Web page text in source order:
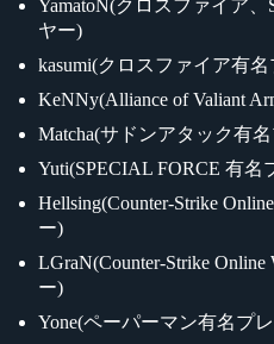
YamatoN(クロスファイア
ヤー)
kasumi(クロスファイア有
KeNNy(Alliance of Valiant
Matcha(サドンアタック有
Yuti(SPECIAL FORCE 有名
Hellsing(Counter-Strike
ー)
LGraN(Counter-Strike
ー)
Yone(ペーパーマン有名プ